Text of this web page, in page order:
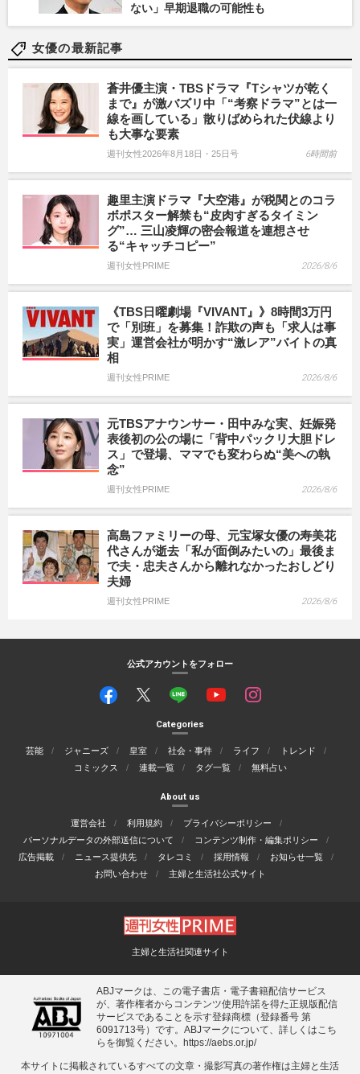
ない」早期退職の可能性も
女優の最新記事
蒼井優主演・TBSドラマ『Tシャツが乾く
まで』が激バズリ中「“考察ドラマ”とは一
線を画している」散りばめられた伏線より
も大事な要素
週刊女性2026年8月18日・25日号 6時間前
趣里主演ドラマ『大空港』が税関とのコラ
ボポスター解禁も“皮肉すぎるタイミン
グ”… 三山凌輝の密会報道を連想させ
る“キャッチコピー”
週刊女性PRIME 2026/8/6
《TBS日曜劇場『VIVANT』》8時間3万円
で「別班」を募集！詐欺の声も「求人は事
実」運営会社が明かす“激レア”バイトの真
相
週刊女性PRIME 2026/8/6
元TBSアナウンサー・田中みな実、妊娠発
表後初の公の場に「背中パックリ大胆ドレ
ス」で登場、ママでも変わらぬ“美への執
念”
週刊女性PRIME 2026/8/6
高島ファミリーの母、元宝塚女優の寿美花
代さんが逝去「私が面倒みたいの」最後ま
で夫・忠夫さんから離れなかったおしどり
夫婦
週刊女性PRIME 2026/8/6
公式アカウントをフォロー
Categories
芸能 ジャニーズ 皇室 社会・事件 ライフ
トレンド
コミックス
連載一覧 タグ一覧 無料占い
About us
運営会社 利用規約
プライバシーポリシー
パーソナルデータの外部送信について
コンテンツ制作・編集ポリシー
広告掲載
ニュース提供先 タレコミ 採用情報
お知らせ一覧
お問い合わせ
主婦と生活社公式サイト
主婦と生活社関連サイト
ABJマークは、この電子書店・電子書籍配信サービス
が、著作権者からコンテンツ使用許諾を得た正規版配信
サービスであることを示す登録商標（登録番号 第
6091713号）です。ABJマークについて、詳しくはこち
らを御覧ください。
https://aebs.or.jp/
本サイトに掲載されているすべての⽂章・撮影写真の著作権は主婦と⽣活